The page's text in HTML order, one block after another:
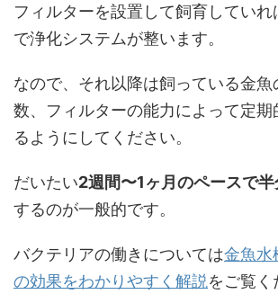
フィルターを設置して飼育していれ
で浄化システムが整います。
なので、それ以降は飼っている金魚
数、フィルターの能力によって定期
るようにしてください。
だいたい2週間〜1ヶ月のペースで半
するのが一般的です。
バクテリアの働きについては金魚水
の効果をわかりやすく解説をご覧く